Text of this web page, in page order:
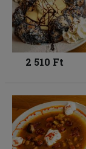
2 510 Ft